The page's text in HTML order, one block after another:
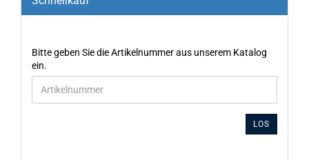
Bitte geben Sie die Artikelnummer aus unserem Katalog
ein.
LOS